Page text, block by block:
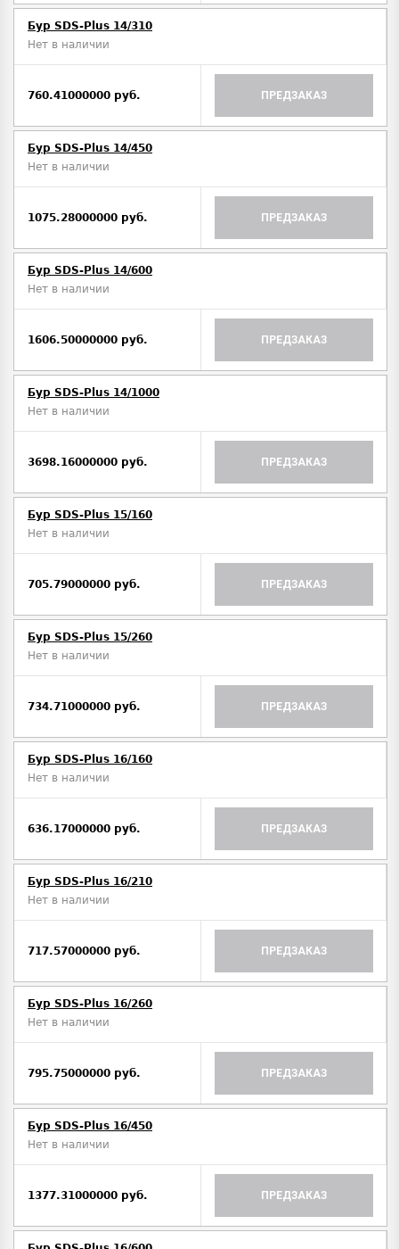
Бур SDS-Plus 14/310
Нет в наличии
760.41000000 руб. ПРЕДЗАКАЗ
Бур SDS-Plus 14/450
Нет в наличии
1075.28000000 руб. ПРЕДЗАКАЗ
Бур SDS-Plus 14/600
Нет в наличии
1606.50000000 руб. ПРЕДЗАКАЗ
Бур SDS-Plus 14/1000
Нет в наличии
3698.16000000 руб. ПРЕДЗАКАЗ
Бур SDS-Plus 15/160
Нет в наличии
705.79000000 руб. ПРЕДЗАКАЗ
Бур SDS-Plus 15/260
Нет в наличии
734.71000000 руб. ПРЕДЗАКАЗ
Бур SDS-Plus 16/160
Нет в наличии
636.17000000 руб. ПРЕДЗАКАЗ
Бур SDS-Plus 16/210
Нет в наличии
717.57000000 руб. ПРЕДЗАКАЗ
Бур SDS-Plus 16/260
Нет в наличии
795.75000000 руб. ПРЕДЗАКАЗ
Бур SDS-Plus 16/450
Нет в наличии
1377.31000000 руб. ПРЕДЗАКАЗ